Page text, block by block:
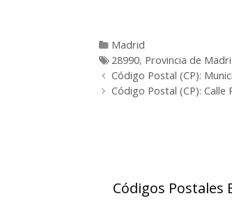
Categorías
Madrid
Etiquetas
28990, Provincia de
Post
navigation
Código Postal (CP):
Código Postal (CP): Calle
Códigos Postales